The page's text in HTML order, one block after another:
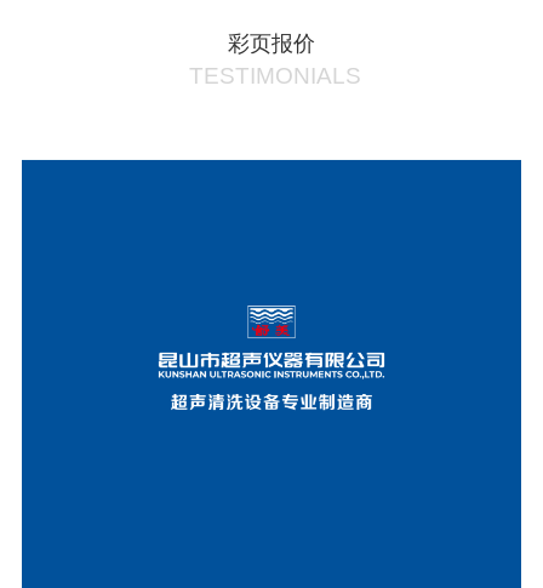
彩页报价
TESTIMONIALS